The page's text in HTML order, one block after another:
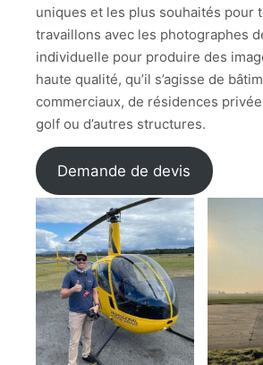
uniques et les plus souhaités pour
travaillons avec les photographes
individuelle pour produire des
haute qualité, qu’il s’agisse de
commerciaux, de résidences
golf ou d’autres structures.
Demande de devis